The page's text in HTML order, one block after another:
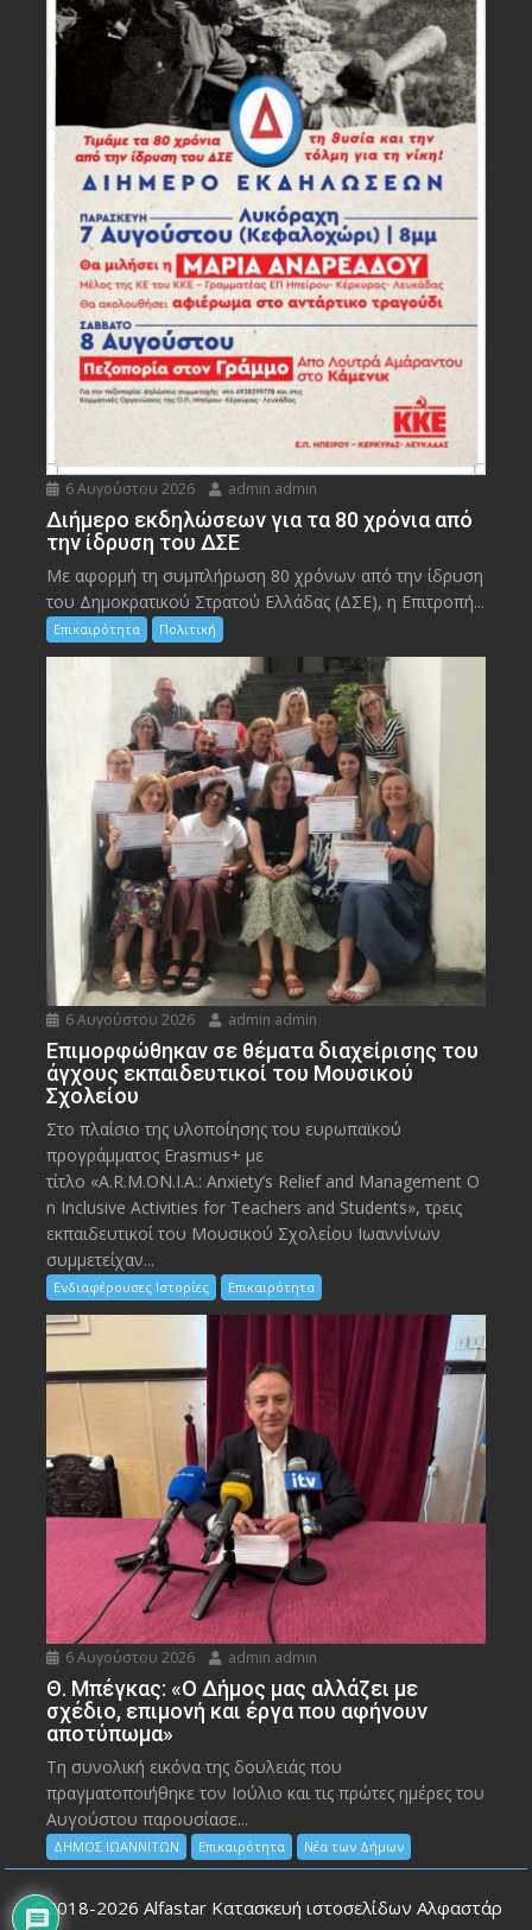
6 Αυγούστου 2026 admin admin
Διήμερο εκδηλώσεων για τα 80 χρόνια από
την ίδρυση του ΔΣΕ
Με αφορμή τη συμπλήρωση 80 χρόνων από την ίδρυση
του Δημοκρατικού Στρατού Ελλάδας (ΔΣΕ), η Επιτροπή...
Επικαιρότητα Πολιτική
6 Αυγούστου 2026 admin admin
Eπιμορφώθηκαν σε θέματα διαχείρισης του
άγχους εκπαιδευτικοί του Μουσικού
Σχολείου
Στο πλαίσιο της υλοποίησης του ευρωπαϊκού
προγράμματος Erasmus+ με
τίτλο «A.R.M.ON.I.A.: Anxiety’s Relief and Management O
n Inclusive Activities for Teachers and Students», τρεις
εκπαιδευτικοί του Μουσικού Σχολείου Ιωαννίνων
συμμετείχαν...
Ενδιαφέρουσες Ιστορίες Επικαιρότητα
6 Αυγούστου 2026 admin admin
Θ. Μπέγκας: «Ο Δήμος μας αλλάζει με
σχέδιο, επιμονή και έργα που αφήνουν
αποτύπωμα»
Τη συνολική εικόνα της δουλειάς που
πραγματοποιήθηκε τον Ιούλιο και τις πρώτες ημέρες του
Αυγούστου παρουσίασε...
ΔΗΜΟΣ ΙΩΑΝΝΙΤΩΝ Επικαιρότητα Νέα των Δήμων
©2018-2026 Alfastar Κατασκευή ιστοσελίδων Αλφαστάρ